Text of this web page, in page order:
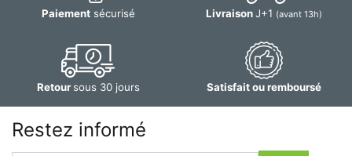
Paiementsécurisé LivraisonJ+1 (avant 13h)
Retoursous 30 jours Satisfait ou remboursé
Restez informé